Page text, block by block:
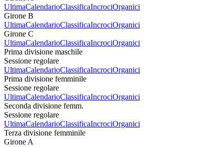
UltimaCalendarioClassificaIncrociOrganici
Girone B
UltimaCalendarioClassificaIncrociOrganici
Girone C
UltimaCalendarioClassificaIncrociOrganici
Prima divisione maschile
Sessione regolare
UltimaCalendarioClassificaIncrociOrganici
Prima divisione femminile
Sessione regolare
UltimaCalendarioClassificaIncrociOrganici
Seconda divisione femm.
Sessione regolare
UltimaCalendarioClassificaIncrociOrganici
Terza divisione femminile
Girone A